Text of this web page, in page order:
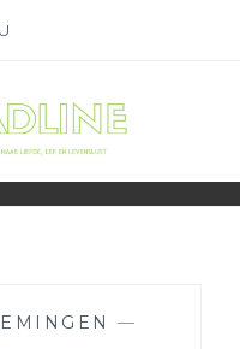
EN LEVENSLUST
—